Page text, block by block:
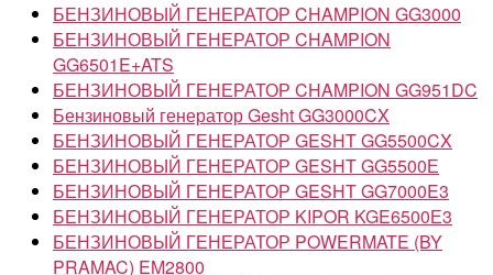
БЕНЗИНОВЫЙ ГЕНЕРАТОР CHAMPION GG3000
БЕНЗИНОВЫЙ ГЕНЕРАТОР CHAMPION
GG6501E+ATS
БЕНЗИНОВЫЙ ГЕНЕРАТОР CHAMPION GG951DC
Бензиновый генератор Gesht GG3000CX
БЕНЗИНОВЫЙ ГЕНЕРАТОР GESHT GG5500CX
БЕНЗИНОВЫЙ ГЕНЕРАТОР GESHT GG5500Е
БЕНЗИНОВЫЙ ГЕНЕРАТОР GESHT GG7000E3
БЕНЗИНОВЫЙ ГЕНЕРАТОР KIPOR KGE6500Е3
БЕНЗИНОВЫЙ ГЕНЕРАТОР POWERMATE (BY
PRAMAC) EM2800